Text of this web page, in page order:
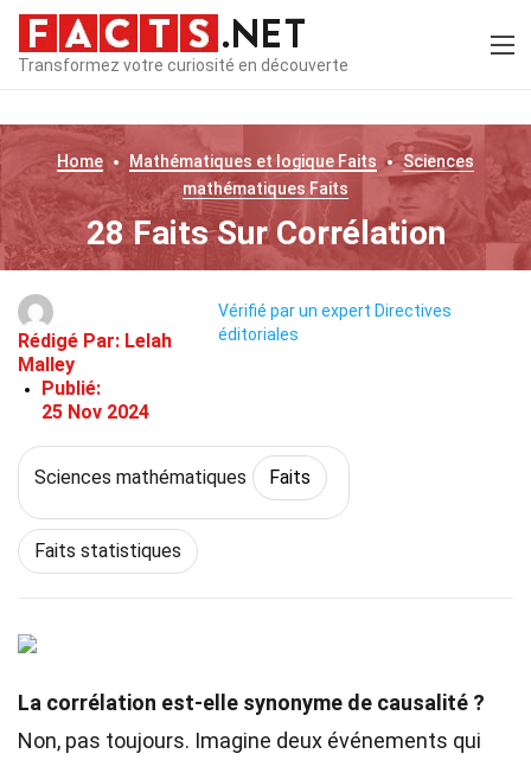
Transformez votre curiosité en découverte
Home Mathématiques et logique Faits
Sciences
mathématiques Faits
28 Faits Sur Corrélation
Rédigé Par: Lelah
Malley
Publié:
25 Nov 2024
Vérifié par un expert Directives
éditoriales
Sciences mathématiques Faits
Faits statistiques
La corrélation est-elle synonyme de causalité ?
Non, pas toujours. Imagine deux événements qui